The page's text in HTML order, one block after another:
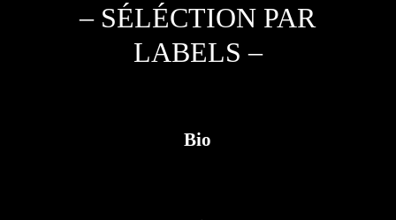
– SÉLÉCTION PAR
LABELS –
Bio